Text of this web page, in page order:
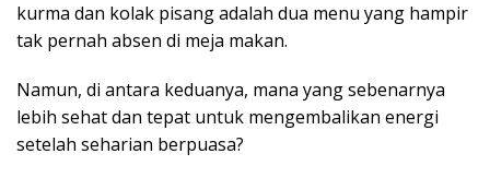
kurma dan kolak pisang adalah dua menu yang hampir
tak pernah absen di meja makan.
Namun, di antara keduanya, mana yang sebenarnya
lebih sehat dan tepat untuk mengembalikan energi
setelah seharian berpuasa?